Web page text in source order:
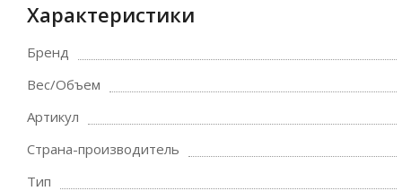
Характеристики
Бренд
Вес/Объем
Артикул
Страна-производитель
Тип